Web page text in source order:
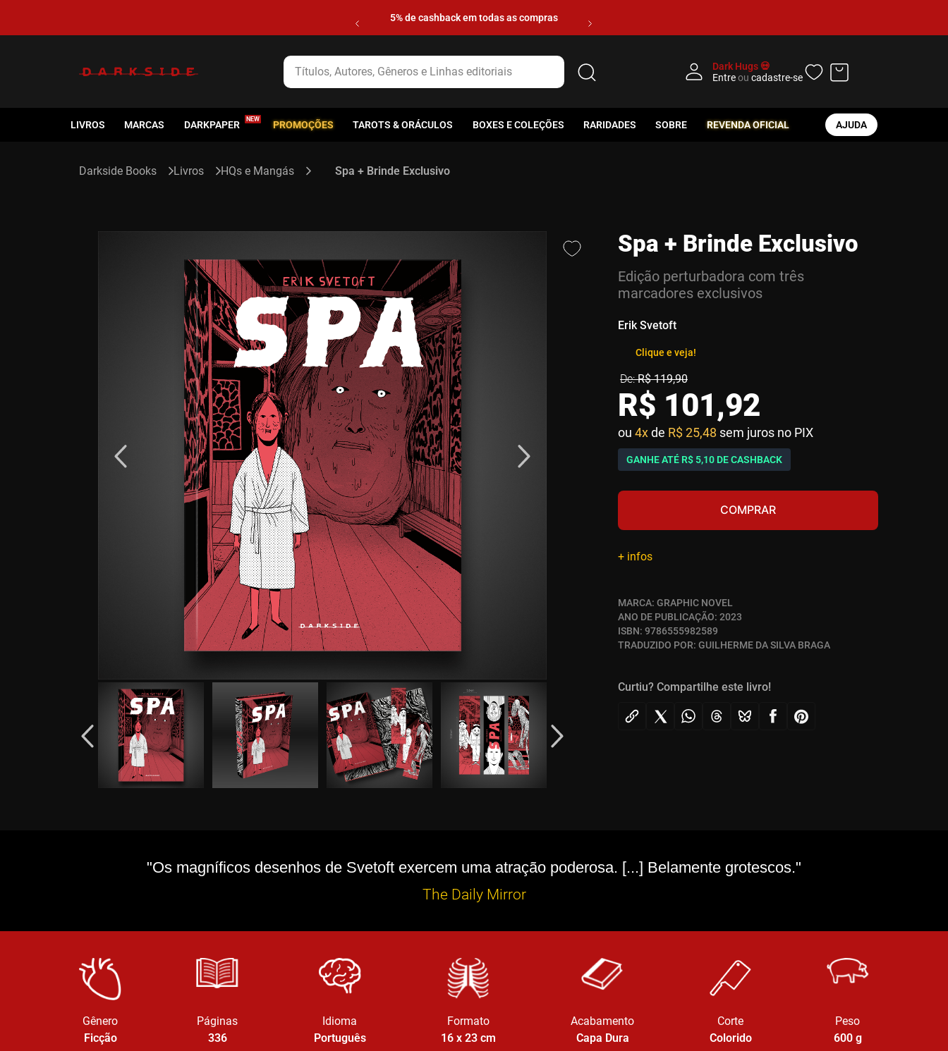
5% de cashback em todas as compras
Títulos, Autores, Gêneros e Linhas editoriais
Dark Hugs 💀
Entreou cadastre-se
LIVROS MARCAS DARKPAPER PROMOÇÕES TAROTS & ORÁCULOS BOXES E COLEÇÕES RARIDADES SOBRE REVENDA OFICIAL AJUDA
Livros HQs e Mangás Spa + Brinde Exclusivo
Spa + Brinde Exclusivo
Edição perturbadora com três
marcadores exclusivos
Erik Svetoft
Clique e veja!
R$ 119,90
R$ 101,92
ou 4xde R$ 25,48 sem juros no PIX
GANHE ATÉ R$ 5,10 DE CASHBACK
COMPRAR
+ infos
MARCA: GRAPHIC NOVEL
ANO DE PUBLICAÇÃO: 2023
ISBN: 9786555982589
TRADUZIDO POR: GUILHERME DA SILVA BRAGA
Curtiu? Compartilhe este livro!
"Os magníficos desenhos de Svetoft exercem uma atração poderosa. [...] Belamente grotescos."
The Daily Mirror
Gênero
Ficção
Páginas
336
Idioma
Português
Formato
16 x 23cm
Acabamento
Capa Dura
Corte
Colorido
Peso
600g